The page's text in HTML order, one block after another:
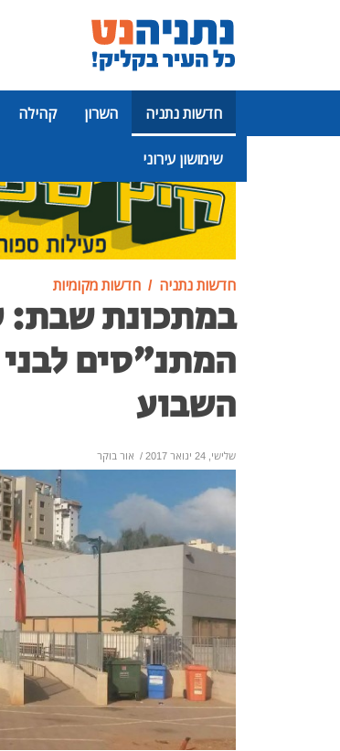
חדשות נתניה השרון קהילה
שימושון עירוני
פרסומת
חדשות נתניה חדשות מקומיות
במתכונת שבת:
המתנ"סים לבני
השבוע
שלישי, 24 ינואר 2017 / אור בוקר